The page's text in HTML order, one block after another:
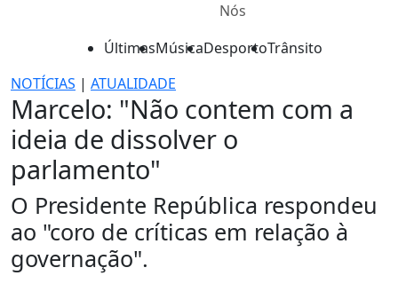
Nós
ÚltimasMúsicaDesportoTrânsito
NOTÍCIAS | ATUALIDADE
Marcelo: "Não contem com a
ideia de dissolver o
parlamento"
O Presidente República respondeu
ao "coro de críticas em relação à
governação".